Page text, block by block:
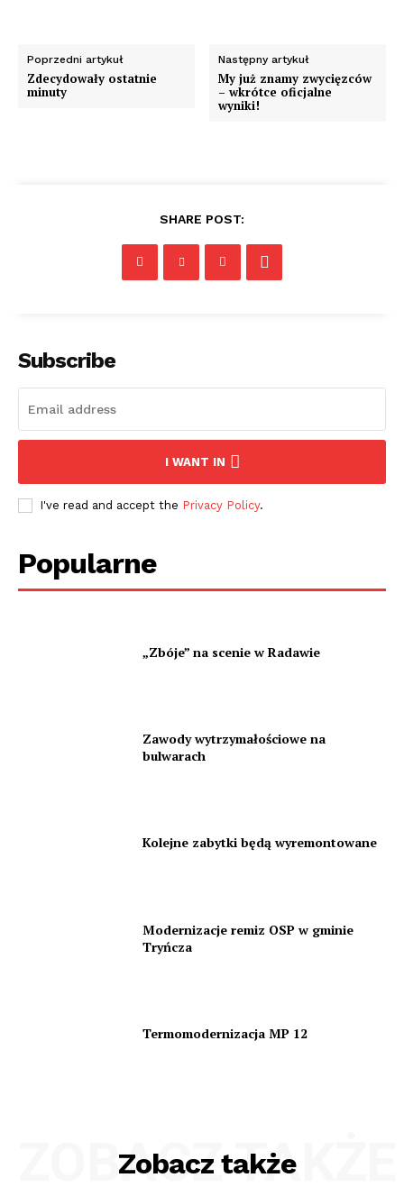
Poprzedni artykuł
Zdecydowały ostatnie
minuty
Następny artykuł
My już znamy zwycięzców
– wkrótce oficjalne
wyniki!
SHARE POST:
Subscribe
I WANT IN
I've read and accept the Privacy Policy.
Popularne
„Zbóje” na scenie w Radawie
Zawody wytrzymałościowe na
bulwarach
Kolejne zabytki będą wyremontowane
Modernizacje remiz OSP w gminie
Tryńcza
Termomodernizacja MP 12
Zobacz także
ZOBACZ TAKŻE